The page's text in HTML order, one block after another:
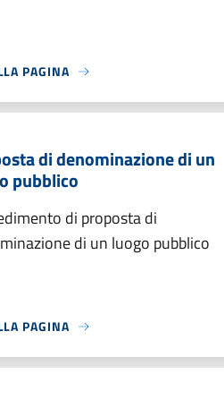
PAGINA
di denominazione di un
pubblico
di proposta di
di un luogo pubblico
PAGINA